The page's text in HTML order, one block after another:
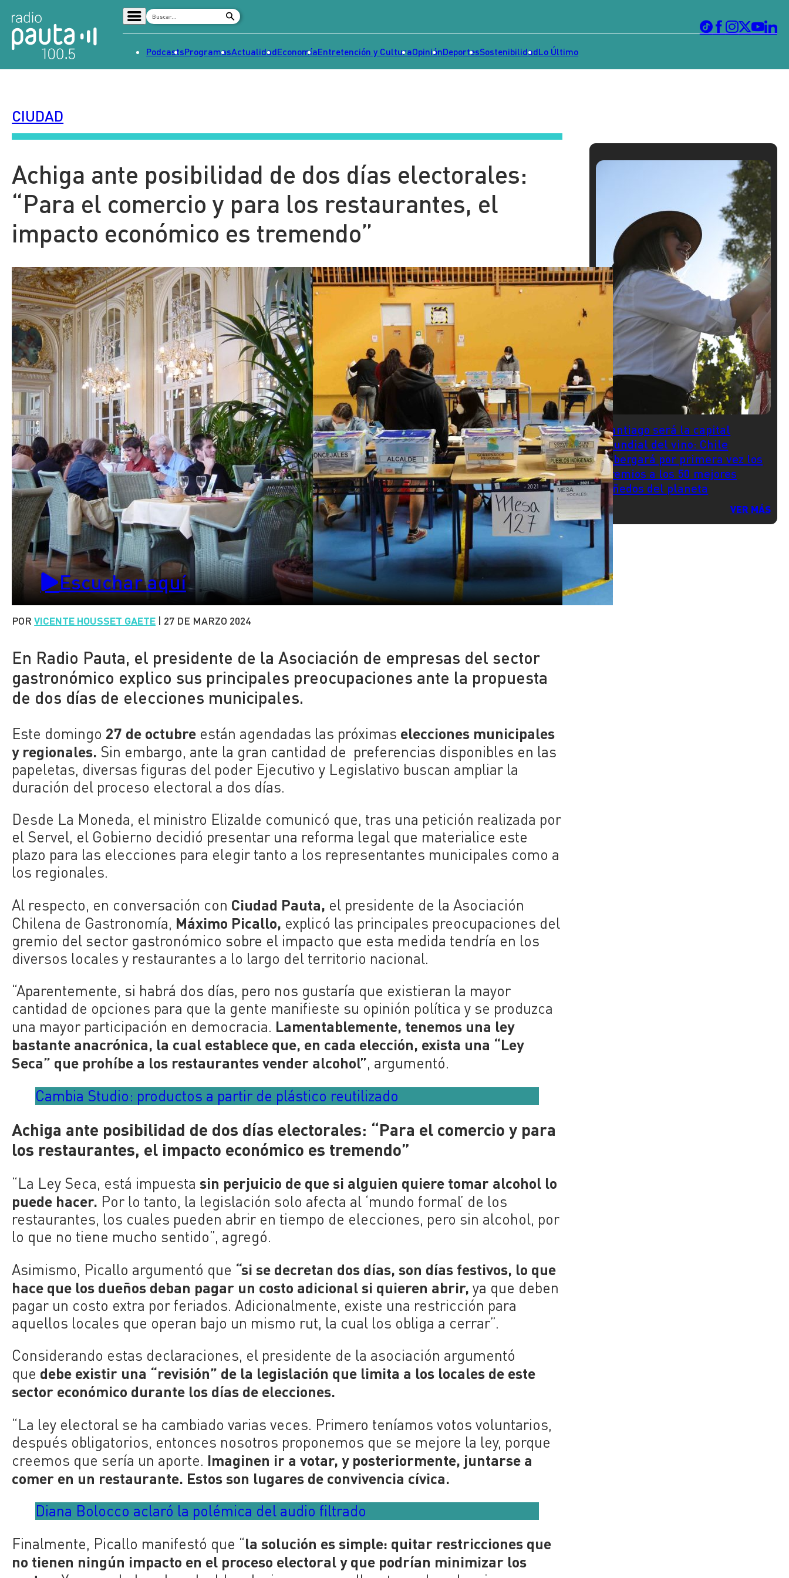
Señal 2
Dato en Pauta
Contenido Patrocinado
PodcastsProgramasActualidadEconomíaEntretención y CulturaOpiniónDeportesSostenibilidadLo Último
CIUDAD
Achiga ante posibilidad de dos días electorales:
“Para el comercio y para los restaurantes, el
impacto económico es tremendo”
Escuchar aquí
PORVICENTE HOUSSET GAETE | 27 DE MARZO 2024
En Radio Pauta, el presidente de la Asociación de empresas del sector
gastronómico explico sus principales preocupaciones ante la propuesta
de dos días de elecciones municipales.
Este domingo 27 de octubre están agendadas las próximas elecciones municipales
y regionales. Sin embargo, ante la gran cantidad de preferencias disponibles en las
papeletas, diversas figuras del poder Ejecutivo y Legislativo buscan ampliar la
duración del proceso electoral a dos días.
Desde La Moneda, el ministro Elizalde comunicó que, tras una petición realizada por
el Servel, el Gobierno decidió presentar una reforma legal que materialice este
plazo para las elecciones para elegir tanto a los representantes municipales como a
los regionales.
Al respecto, en conversación con Ciudad Pauta, el presidente de la Asociación
Chilena de Gastronomía, Máximo Picallo, explicó las principales preocupaciones del
gremio del sector gastronómico sobre el impacto que esta medida tendría en los
diversos locales y restaurantes a lo largo del territorio nacional.
“Aparentemente, si habrá dos días, pero nos gustaría que existieran la mayor
cantidad de opciones para que la gente manifieste su opinión política y se produzca
una mayor participación en democracia. Lamentablemente, tenemos una ley
bastante anacrónica, la cual establece que, en cada elección, exista una “Ley
Seca” que prohíbe a los restaurantes vender alcohol”, argumentó.
Cambia Studio: productos a partir de plástico reutilizado
Achiga ante posibilidad de dos días electorales: “Para el comercio y para
los restaurantes, el impacto económico es tremendo”
“La Ley Seca, está impuestasin perjuicio de que si alguien quiere tomar alcohol lo
puede hacer. Por lo tanto, la legislación solo afecta al ‘mundo formal’ de los
restaurantes, los cuales pueden abrir en tiempo de elecciones, pero sin alcohol, por
lo que no tiene mucho sentido”, agregó.
Asimismo, Picallo argumentó que “si se decretan dos días, son días festivos, lo que
hace que los dueños deban pagar un costo adicional si quieren abrir, ya que deben
pagar un costo extra por feriados. Adicionalmente, existe una restricción para
aquellos locales que operan bajo un mismo rut, la cual los obliga a cerrar”.
Considerando estas declaraciones, el presidente de la asociación argumentó
que debe existir una “revisión” de la legislación que limita a los locales de este
sector económico durante los días de elecciones.
“La ley electoral se ha cambiado varias veces. Primero teníamos votos voluntarios,
después obligatorios, entonces nosotros proponemos que se mejore la ley, porque
creemos que sería un aporte. Imaginen ir a votar, y posteriormente, juntarse a
comer en un restaurante. Estos son lugares de convivencia cívica.
Diana Bolocco aclaró la polémica del audio filtrado
Finalmente, Picallo manifestó que “la solución es simple: quitar restricciones que
no tienen ningún impacto en el proceso electoral y que podrían minimizar los
Santiago será la capital
mundial del vino: Chile
albergará por primera vez los
premios a los 50 mejores
viñedos del planeta
VER MÁS